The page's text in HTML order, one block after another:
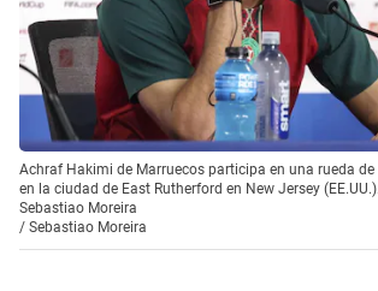
Achraf Hakimi de Marruecos participa en una rueda de
en la ciudad de East Rutherford en New Jersey
Sebastiao Moreira
/ Sebastiao Moreira